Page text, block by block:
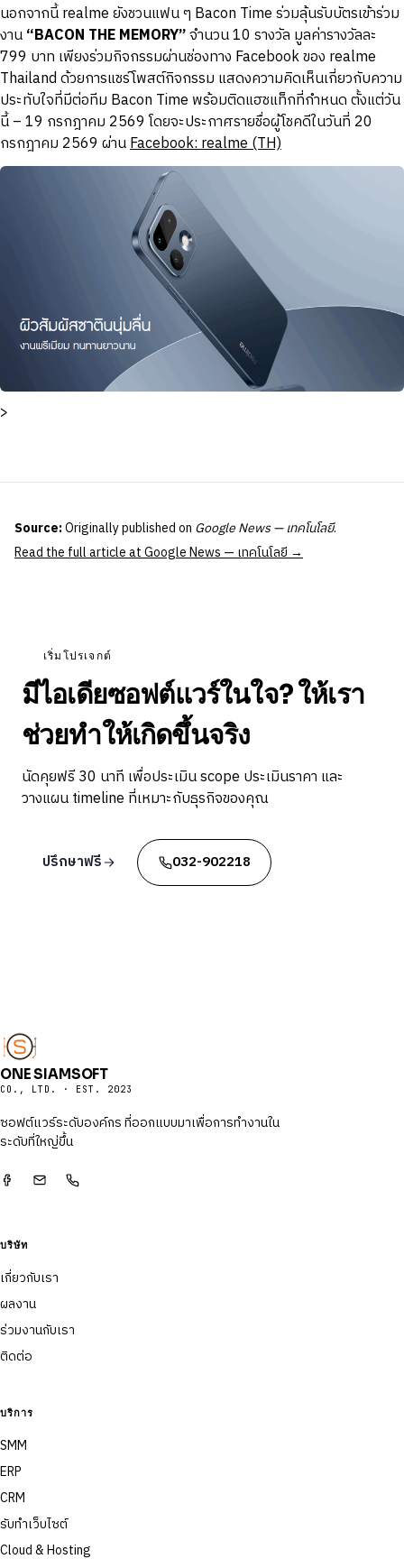
นอกจากนี้ realme ยังชวนแฟน ๆ Bacon Time ร่วมลุ้นรับบัตรเข้าร่วม
งาน“BACON THE MEMORY”จำนวน 10 รางวัล มูลค่ารางวัลละ
799 บาท เพียงร่วมกิจกรรมผ่านช่องทาง Facebook ของ realme
Thailand ด้วยการแชร์โพสต์กิจกรรม แสดงความคิดเห็นเกี่ยวกับความ
ประทับใจที่มีต่อทีม Bacon Time พร้อมติดแฮชแท็กที่กำหนด ตั้งแต่วัน
นี้ – 19 กรกฎาคม 2569 โดยจะประกาศรายชื่อผู้โชคดีในวันที่ 20
กรกฎาคม 2569 ผ่านFacebook: realme (TH)
>
Source:Originally published on Google News — เทคโนโลยี.
Read the full article at Google News — เทคโนโลยี →
เริ่มโปรเจกต์
มีไอเดียซอฟต์แวร์ในใจ? ให้เรา
ช่วยทำให้เกิดขึ้นจริง
นัดคุยฟรี 30 นาที เพื่อประเมิน scope ประเมินราคา และ
วางแผน timeline ที่เหมาะกับธุรกิจของคุณ
ปรึกษาฟรี 032-902218
ONE SIAMSOFT
CO., LTD. · EST. 2023
ซอฟต์แวร์ระดับองค์กร ที่ออกแบบมาเพื่อการทำงานใน
ระดับที่ใหญ่ขึ้น
บริษัท
เกี่ยวกับเรา
ผลงาน
ร่วมงานกับเรา
ติดต่อ
บริการ
SMM
ERP
CRM
รับทำเว็บไซต์
Cloud & Hosting